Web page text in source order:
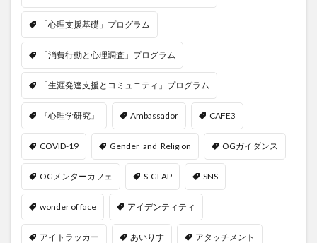
「心理支援基礎」プログラム
「消費行動と心理調査」プログラム
「生涯発達支援とコミュニティ」プログラム
『心理学研究』 Ambassador CAFE3
COVID-19 Gender_and_Religion OGガイダンス
OGメンターカフェ S-GLAP SNS
wonder of face アイデンティティ
アイトラッカー あいりす アタッチメント